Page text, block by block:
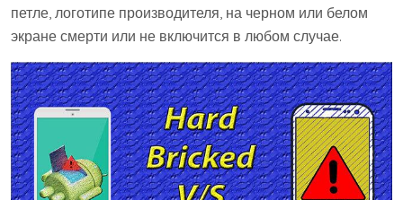
петле, логотипе производителя, на черном или белом
экране смерти или не включится в любом случае.